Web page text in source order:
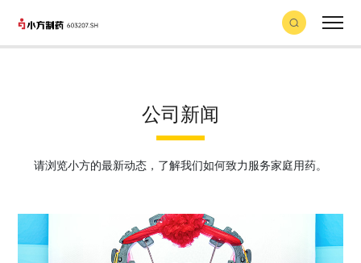
公司新闻
请浏览小方的最新动态，了解我们如何致力服务家庭用药。